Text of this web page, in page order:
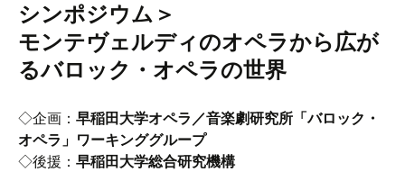
シンポジウム＞
モンテヴェルディのオペラから広が
るバロック・オペラの世界
◇企画： 早稲田大学オペラ／音楽劇研究所「バロック・
オペラ」ワーキンググループ
◇後援： 早稲田大学総合研究機構